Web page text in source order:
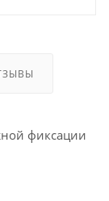
фиксации